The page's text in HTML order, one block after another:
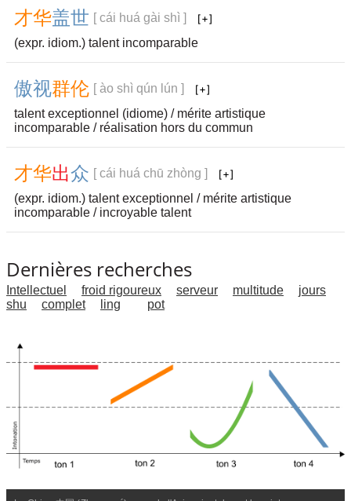
才华盖世 [ cái huá gài shì ]
(expr. idiom.) talent incomparable
傲视群伦 [ ào shì qún lún ]
talent exceptionnel (idiome) / mérite artistique
incomparable / réalisation hors du commun
才华出众 [ cái huá chū zhòng ]
(expr. idiom.) talent exceptionnel / mérite artistique
incomparable / incroyable talent
Dernières recherches
Intellectuel froid rigoureux serveur multitude
jours
shu
complet ling pot